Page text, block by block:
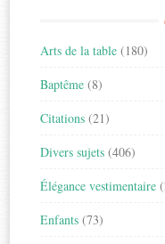
Arts de la table (180)
Baptême (8)
Citations (21)
Divers sujets (406)
Élégance vestimentaire
Enfants (73)